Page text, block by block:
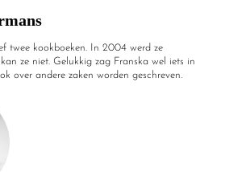
twee kookboeken. In 2004 werd ze
ze niet. Gelukkig zag Franska wel iets in
over andere zaken worden geschreven.